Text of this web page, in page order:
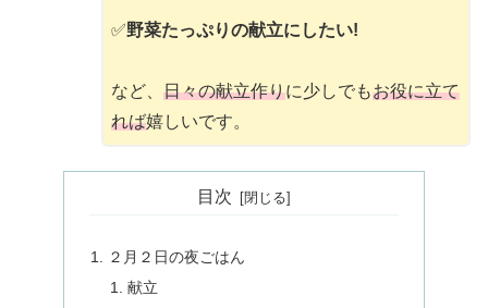
✅野菜たっぷりの献立にしたい!
など、 日々の献立作りに少しでもお役に立て
れば嬉しいです。
目次
２月２日の夜ごはん
献立